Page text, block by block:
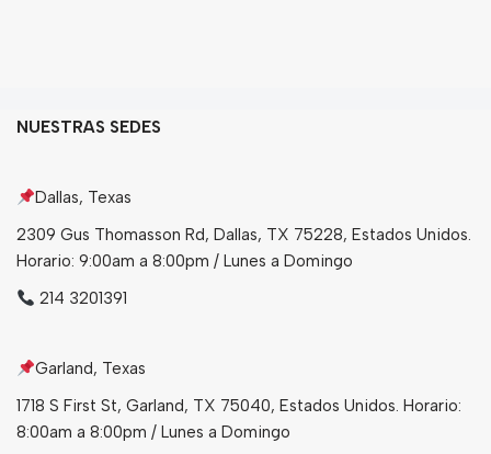
NUESTRAS SEDES
Dallas, Texas
2309 Gus Thomasson Rd, Dallas, TX 75228, Estados Unidos.
Horario: 9:00am a 8:00pm / Lunes a Domingo
214 3201391
Garland, Texas
1718 S First St, Garland, TX 75040, Estados Unidos. Horario:
8:00am a 8:00pm / Lunes a Domingo